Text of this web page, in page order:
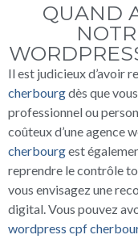
QUAND
Il est judicieux d’avoir
cherbourgdès que
professionnel ou
coûteux d’une agence
cherbourgest
reprendre le contrôle
vous envisagez une
digital. Vous pouvez
wordpress cpf